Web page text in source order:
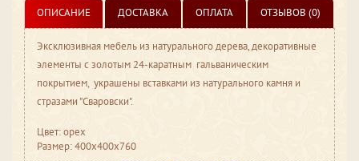
ОПИСАНИЕ ДОСТАВКА ОПЛАТА ОТЗЫВОВ (0)
Эксклюзивная мебель из натурального дерева, декоративные
элементы с золотым 24-каратным гальваническим
покрытием, украшены вставками из натурального камня и
стразами "Сваровски".
Цвет: орех
Размер: 400x400x760